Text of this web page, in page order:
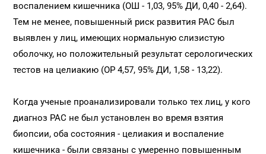
воспалением кишечника (ОШ - 1,03, 95% ДИ, 0,40 - 2,64).
Тем не менее, повышенный риск развития РАС был
выявлен у лиц, имеющих нормальную слизистую
оболочку, но положительный результат серологических
тестов на целиакию (ОР 4,57, 95% ДИ, 1,58 - 13,22).
Когда ученые проанализировали только тех лиц, у кого
диагноз РАС не был установлен во время взятия
биопсии, оба состояния - целиакия и воспаление
кишечника - были связаны с умеренно повышенным